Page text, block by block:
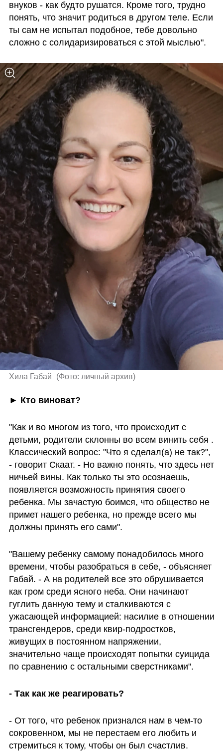
внуков - как будто рушатся. Кроме того, трудно
понять, что значит родиться в другом теле. Если
ты сам не испытал подобное, тебе довольно
сложно с солидаризироваться с этой мыслью".
Хила Габай (Фото: личный архив)
► Кто виноват?
"Как и во многом из того, что происходит с
детьми, родители склонны во всем винить себя .
Классический вопрос: "Что я сделал(а) не так?",
- говорит Скаат. - Но важно понять, что здесь нет
ничьей вины. Как только ты это осознаешь,
появляется возможность принятия своего
ребенка. Мы зачастую боимся, что общество не
примет нашего ребенка, но прежде всего мы
должны принять его сами".
"Вашему ребенку самому понадобилось много
времени, чтобы разобраться в себе, - объясняет
Габай. - А на родителей все это обрушивается
как гром среди ясного неба. Они начинают
гуглить данную тему и сталкиваются с
ужасающей информацией: насилие в отношении
трансгендеров, среди квир-подростков,
живущих в постоянном напряжении,
значительно чаще происходят попытки суицида
по сравнению с остальными сверстниками".
- Так как же реагировать?
- От того, что ребенок признался нам в чем-то
сокровенном, мы не перестаем его любить и
стремиться к тому, чтобы он был счастлив.